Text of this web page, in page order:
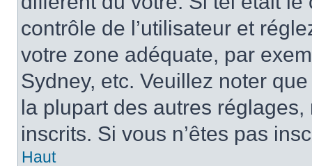
contrôle de l’utilisateur et
votre zone adéquate, par
Sydney, etc. Veuillez noter
la plupart des autres réglages,
inscrits. Si vous n’êtes pas
Haut